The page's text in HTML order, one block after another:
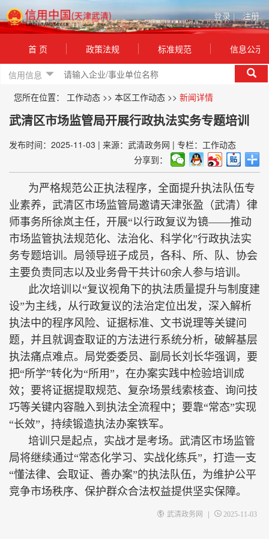
登录| 注册
首 页 政策法规 标准规范 信息公示
信用信息
您所在位置： 工作动态 >> 本区工作动态 >> 新闻详情
武清区市场监管局开展行政执法实务专题培训
发布时间：2025-11-03 | 来源：武清政务网 | 专栏：工作动态
分享到：
为严格规范公正执法程序，全面提升执法队伍专
业素养，武清区市场监管局邀请天津张盈（武清）律
师事务所徐岚主任，开展“以行政复议为镜——推动
市场监管执法规范化、法治化、科学化”行政执法实
务专题培训。局领导班子成员，各科、所、队、协会
主要负责同志以及业务骨干共计60余人参与培训。
此次培训以“复议视角下的执法质量提升与制度建
设”为主线，从行政复议的法治定位出发，深入解析
执法中的程序风险、证据标准、文书说理等关键问
题，并且就调查取证的方法进行系统分析，破解基层
执法痛点难点。局党委委员、副局长刘长华强调，要
把“所学”转化为“所用”，在办案实践中检验培训成
效；要将证据提取规范、复杂场景线索核查、询问技
巧等关键内容融入到执法全流程中；要靠“常态”实现
“长效”，持续锻造执法办案铁军。
培训只是起点，实战才是考场。武清区市场监管
局将继续通过“常态化学习、实战化练兵”，打造一支
“懂法律、会取证、善办案”的执法队伍，为维护公平
竞争市场秩序、保护群众合法权益提供坚实保障。
武清政务网 | 2025-11-03